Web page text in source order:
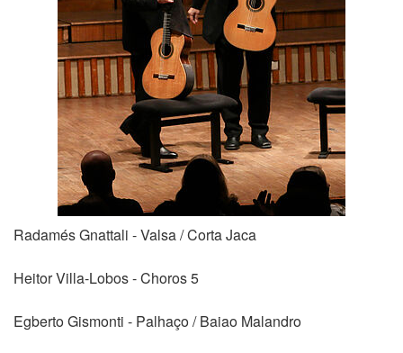
Radamés Gnattali - Valsa / Corta Jaca
Heitor Villa-Lobos - Choros 5
Egberto Gismonti - Palhaço / Baiao Malandro